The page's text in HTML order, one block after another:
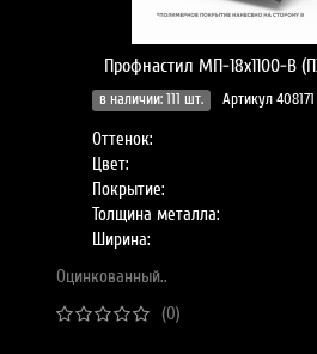
Профнастил МП-18x1100-B
в наличии: 111 шт. Артикул 408171
Оттенок:
Цвет:
Покрытие:
Толщина металла:
Ширина:
Оцинкованный..
(0)